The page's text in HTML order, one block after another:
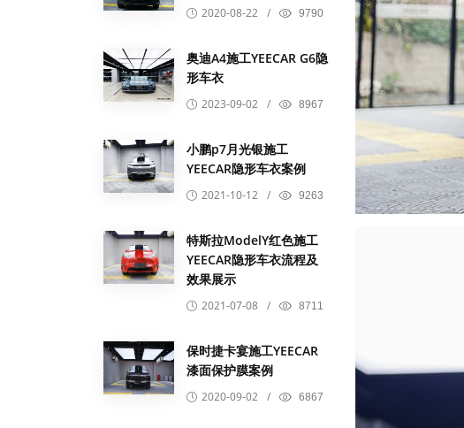
2020-08-22 / 9790
奥迪A4施工YEECAR G6隐
形车衣
2023-09-02 / 8967
小鹏p7月光银施工
YEECAR隐形车衣案例
2021-10-12 / 9263
特斯拉ModelY红色施工
YEECAR隐形车衣流程及
效果展示
2021-07-08 / 8711
保时捷卡宴施工YEECAR
漆面保护膜案例
2020-09-02 / 6867
姓名